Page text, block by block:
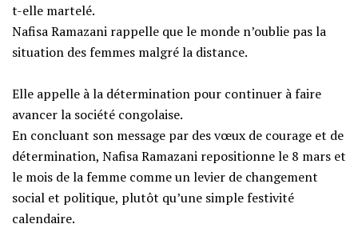
t-elle martelé.
‎​Nafisa Ramazani rappelle que le monde n’oublie pas la
situation des femmes malgré la distance.
‎​Elle appelle à la détermination pour continuer à faire
avancer la société congolaise.
‎​En concluant son message par des vœux de courage et de
détermination, Nafisa Ramazani repositionne le 8 mars et
le mois de la femme comme un levier de changement
social et politique, plutôt qu’une simple festivité
calendaire.